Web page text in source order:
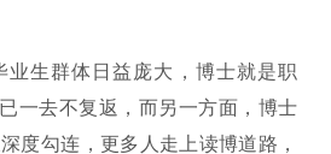
业生群体日益庞大，博士就是职
一去不复返，而另一方面，博士
度勾连，更多人走上读博道路，